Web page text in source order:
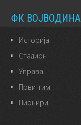
ФК ВОЈВОДИНА
Историја
Стадион
Управа
Први тим
Пионири